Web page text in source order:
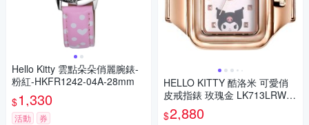
Hello Kitty 雲點朵朵俏麗腕錶-
粉紅-HKFR1242-04A-28mm
$1,330
活動 券
HELLO KITTY 酷洛米 可愛俏
皮戒指錶 玫瑰金 LK713LRWI-
A_20mm
$2,880